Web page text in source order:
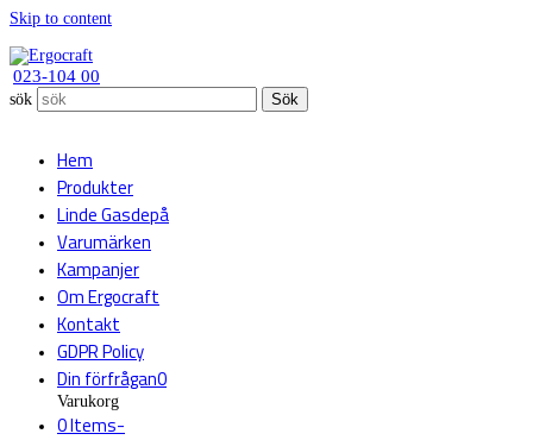
Skip to content
023-104 00
sök Sök
Hem
Produkter
Linde Gasdepå
Varumärken
Kampanjer
Om Ergocraft
Kontakt
GDPR Policy
Din förfrågan0
Varukorg
0 Items-